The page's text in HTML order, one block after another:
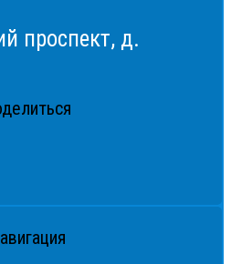
проспект, д.